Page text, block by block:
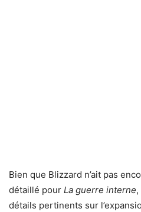
Bien que Blizzard n’ait pas
détaillé pour La guerre interne
détails pertinents sur